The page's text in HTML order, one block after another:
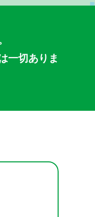
一切ありま